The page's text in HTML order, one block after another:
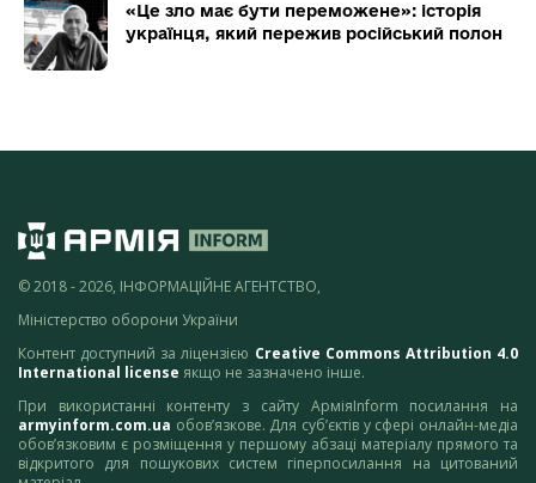
«Це зло має бути переможене»: історія
українця, який пережив російський полон
© 2018 - 2026, ІНФОРМАЦІЙНЕ АГЕНТСТВО,
Міністерство оборони України
Контент доступний за ліцензією Creative Commons Attribution 4.0
International license якщо не зазначено інше.
При використанні контенту з сайту АрміяInform посилання на
armyinform.com.ua обов’язкове. Для суб’єктів у сфері онлайн-медіа
обов’язковим є розміщення у першому абзаці матеріалу прямого та
відкритого для пошукових систем гіперпосилання на цитований